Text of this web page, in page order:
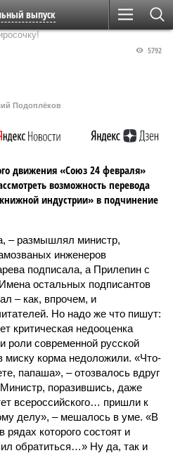
выпуск
5792
Подоплёков
движения «Союз 24 февраля»
возможность перевода
индустрии» в подчинение
– размышлял министр,
инженеров
подписала, а Прилепин с
остальных подписантов
– как, впрочем, и
Но надо же что пишут:
критическая недооценка
современной русской
миску корма недоложили. «Что-
папаша», – отозвалось вдруг
поразившись, даже
всероссийского… пришли к
делу», – мешалось в уме. «В
рядах которого состоят и
обратиться…» Ну да, так и